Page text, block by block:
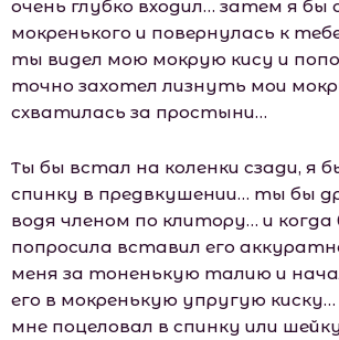
очень глубко входил… затем я бы
мокренького и повернулась к
ты видел мою мокрую кису и
точно захотел лизнуть мои
схватилась за простыни…
Ты бы встал на коленки сзади, я
спинку в предвкушении… ты бы
водя членом по клитору… и
попросила вставил его
меня за тоненькую талию и
его в мокренькую упругую киску…
мне поцеловал в спинку или